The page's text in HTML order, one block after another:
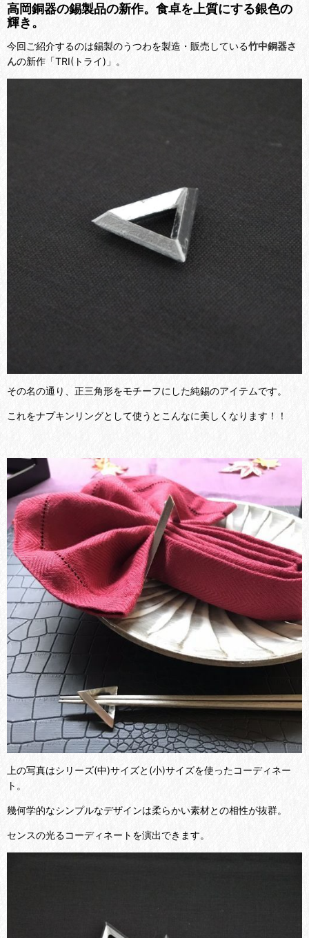
高岡銅器の錫製品の新作。食卓を上質にする銀色の
輝き。
今回ご紹介するのは錫製のうつわを製造・販売している竹中銅器さ
んの新作「TRI(トライ)」。
その名の通り、正三角形をモチーフにした純錫のアイテムです。
これをナプキンリングとして使うとこんなに美しくなります！！
上の写真はシリーズ(中)サイズと(小)サイズを使ったコーディネー
ト。
幾何学的なシンプルなデザインは柔らかい素材との相性が抜群。
センスの光るコーディネートを演出できます。